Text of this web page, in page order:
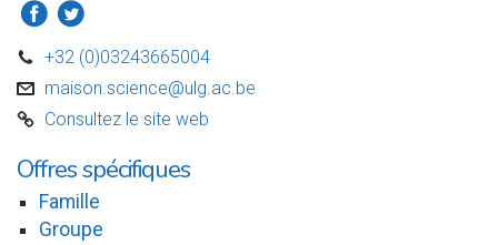
a b
D +32 (0)03243665004
v maison.science@ulg.ac.be
C Consultez le site web
Offres spécifiques
Famille
Groupe